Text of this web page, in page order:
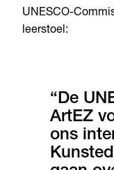
UNESCO-
leerstoel:
“De
ArtEZ
ons